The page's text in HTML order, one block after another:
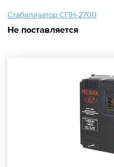
Стабилизатор СПН-2700
Не поставляется